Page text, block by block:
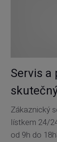
Servis a
Zákaznický
lístkem 24/
od 9h do